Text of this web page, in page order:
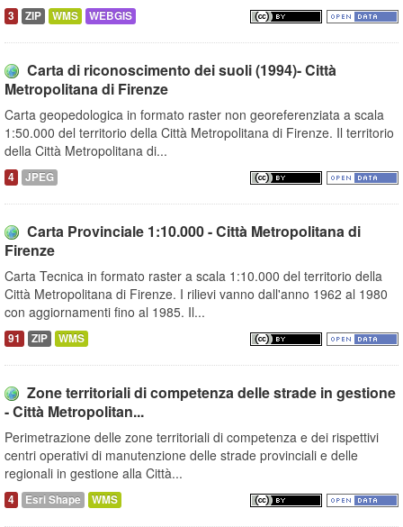
3 ZIP WMS WEBGIS
Carta di riconoscimento dei suoli (1994)- Città
Metropolitana di Firenze
Carta geopedologica in formato raster non georeferenziata a scala
1:50.000 del territorio della Città Metropolitana di Firenze. Il territorio
della Città Metropolitana di...
4 JPEG
Carta Provinciale 1:10.000 - Città Metropolitana di
Firenze
Carta Tecnica in formato raster a scala 1:10.000 del territorio della
Città Metropolitana di Firenze. I rilievi vanno dall'anno 1962 al 1980
con aggiornamenti fino al 1985. Il...
91 ZIP WMS
Zone territoriali di competenza delle strade in gestione
- Città Metropolitan...
Perimetrazione delle zone territoriali di competenza e dei rispettivi
centri operativi di manutenzione delle strade provinciali e delle
regionali in gestione alla Città...
4 Esri Shape WMS